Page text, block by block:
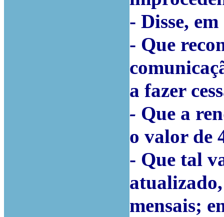
- Disse,
- Que
a fazer
- Que a
o valor de
- Que tal
mensais;